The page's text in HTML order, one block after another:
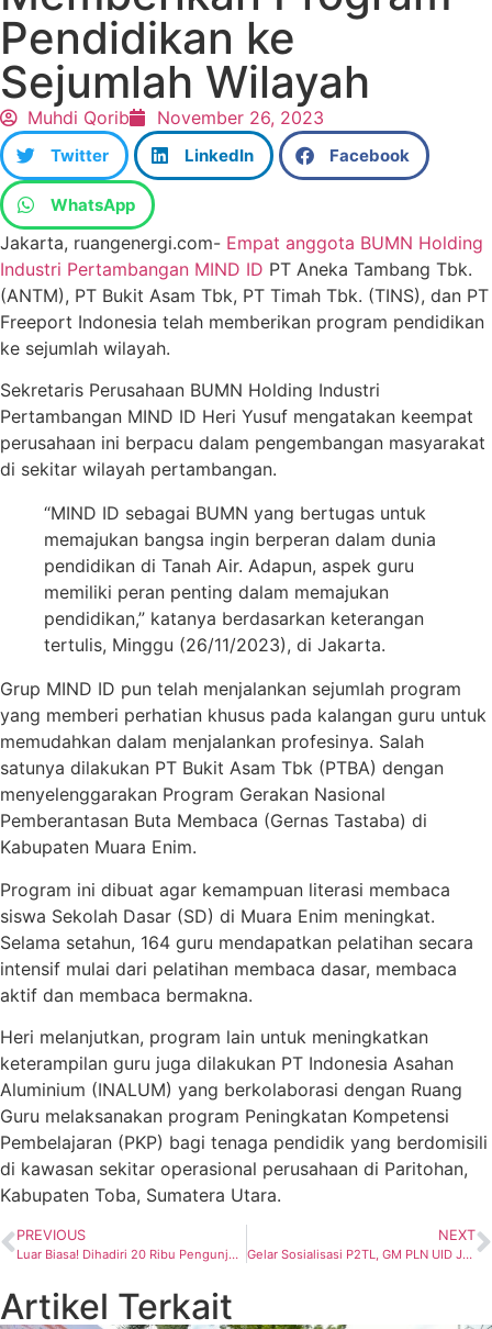
Pendidikan ke
Sejumlah Wilayah
Muhdi Qorib November 26, 2023
Twitter LinkedIn Facebook
WhatsApp
Jakarta, ruangenergi.com- Empat anggota BUMN Holding
Industri Pertambangan MIND ID PT Aneka Tambang Tbk.
(ANTM), PT Bukit Asam Tbk, PT Timah Tbk. (TINS), dan PT
Freeport Indonesia telah memberikan program pendidikan
ke sejumlah wilayah.
Sekretaris Perusahaan BUMN Holding Industri
Pertambangan MIND ID Heri Yusuf mengatakan keempat
perusahaan ini berpacu dalam pengembangan masyarakat
di sekitar wilayah pertambangan.
“MIND ID sebagai BUMN yang bertugas untuk
memajukan bangsa ingin berperan dalam dunia
pendidikan di Tanah Air. Adapun, aspek guru
memiliki peran penting dalam memajukan
pendidikan,” katanya berdasarkan keterangan
tertulis, Minggu (26/11/2023), di Jakarta.
Grup MIND ID pun telah menjalankan sejumlah program
yang memberi perhatian khusus pada kalangan guru untuk
memudahkan dalam menjalankan profesinya. Salah
satunya dilakukan PT Bukit Asam Tbk (PTBA) dengan
menyelenggarakan Program Gerakan Nasional
Pemberantasan Buta Membaca (Gernas Tastaba) di
Kabupaten Muara Enim.
Program ini dibuat agar kemampuan literasi membaca
siswa Sekolah Dasar (SD) di Muara Enim meningkat.
Selama setahun, 164 guru mendapatkan pelatihan secara
intensif mulai dari pelatihan membaca dasar, membaca
aktif dan membaca bermakna.
Heri melanjutkan, program lain untuk meningkatkan
keterampilan guru juga dilakukan PT Indonesia Asahan
Aluminium (INALUM) yang berkolaborasi dengan Ruang
Guru melaksanakan program Peningkatan Kompetensi
Pembelajaran (PKP) bagi tenaga pendidik yang berdomisili
di kawasan sekitar operasional perusahaan di Paritohan,
Kabupaten Toba, Sumatera Utara.
PREVIOUS
Luar Biasa! Dihadiri 20 Ribu Pengunjung, Dirut Pertamina Buka Pertamina Ecorunfest 2023
NEXT
Gelar Sosialisasi P2TL, GM PLN UID Jaya: Masyarakat Harus Gunakan Listrik Secara Legal
Artikel Terkait